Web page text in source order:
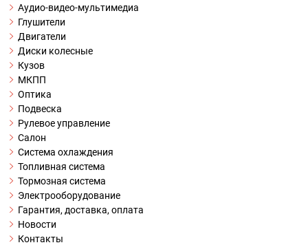
Аудио-видео-мультимедиа
Глушители
Двигатели
Диски колесные
Кузов
МКПП
Оптика
Подвеска
Рулевое управление
Салон
Система охлаждения
Топливная система
Тормозная система
Электрооборудование
Гарантия, доставка, оплата
Новости
Контакты